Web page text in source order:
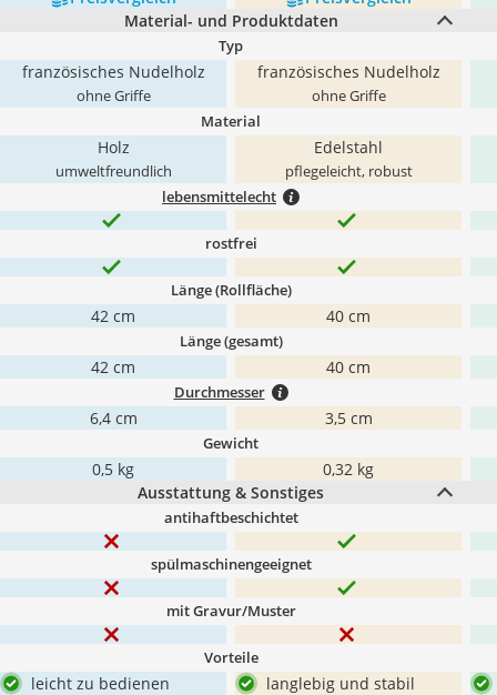
Material- und Produktdaten
Typ
französisches Nudelholz
ohne Griffe
französisches Nudelholz
ohne Griffe
Material
Holz
umweltfreundlich
Edelstahl
pflegeleicht, robust
lebensmittelecht
rostfrei
Länge (Rollfläche)
42 cm 40 cm
Länge (gesamt)
42 cm 40 cm
Durchmesser
6,4 cm 3,5 cm
Gewicht
0,5 kg
0,32 kg
Ausstattung & Sonstiges
antihaftbeschichtet
spülmaschinengeeignet
mit Gravur/Muster
Vorteile
leicht zu bedienen
langlebig und stabil